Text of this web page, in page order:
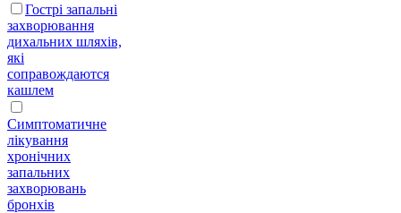
Гострі запальні
захворювання
дихальних шляхів,
які
соправождаются
кашлем
Симптоматичне
лікування
хронічних
запальних
захворювань
бронхів